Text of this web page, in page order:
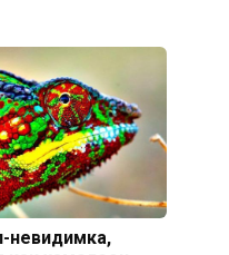
невидимка,